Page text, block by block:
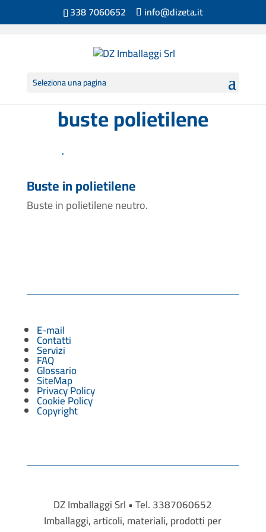
338 7060652 info@dizeta.it
Seleziona una pagina
buste polietilene
Buste in polietilene
Buste in polietilene neutro.
E-mail
Contatti
Servizi
FAQ
Glossario
SiteMap
Privacy Policy
Cookie Policy
Copyright
DZ Imballaggi Srl • Tel. 3387060652
Imballaggi, articoli, materiali, prodotti per